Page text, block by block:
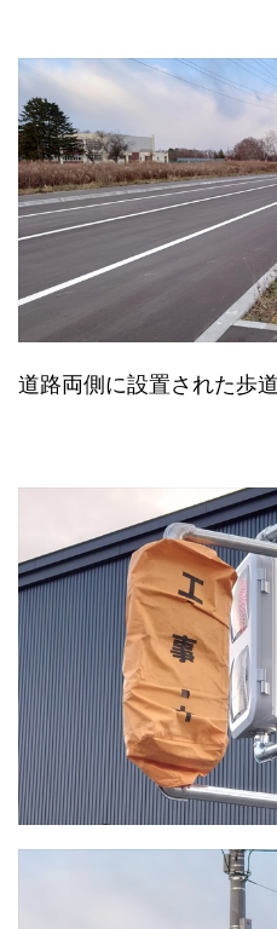
道路両側に設置された歩